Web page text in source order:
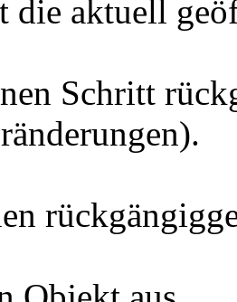
die aktuell
Schritt